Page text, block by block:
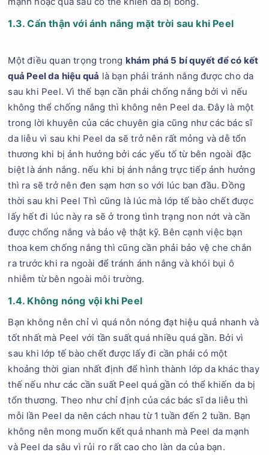
1.3. Cẩn thận với ánh nắng mặt trời sau khi Peel
Một điều quan trọng trong khám phá 5 bí quyết để có kết
quả Peel da hiệu quả là bạn phải tránh nắng được cho da
sau khi Peel. Vì thế bạn cần phải chống nắng bởi vì nếu
không thể chống nắng thì không nên Peel da. Đây là một
trong lời khuyên của các chuyên gia cũng như các bác sĩ
da liễu vì sau khi Peel da sẽ trở nên rất mỏng và dễ tổn
thương khi bị ảnh hưởng bởi các yếu tố từ bên ngoài đặc
biệt là ánh nắng. nếu khi bị ánh nắng trực tiếp ảnh hưởng
thì ra sẽ trở nên đen sạm hơn so với lúc ban đầu. Đồng
thời sau khi Peel Thì cũng là lúc mà lớp tế bào chết được
lấy hết đi lúc này ra sẽ ở trong tình trạng non nớt và cần
được chống nắng và bảo vệ thật kỹ. Bên cạnh việc bạn
thoa kem chống nắng thì cũng cần phải bảo vệ che chắn
ra trước khi ra ngoài để tránh ánh nắng và khói bụi ô
nhiễm từ bên ngoài môi trường.
1.4. Không nóng vội khi Peel
Bạn không nên chỉ vì quá nôn nóng đạt hiệu quả nhanh và
tốt nhất mà Peel với tần suất quá nhiều quá gần. Bởi vì
sau khi lớp tế bào chết được lấy đi cần phải có một
khoảng thời gian nhất định để hình thành lớp da khác thay
thế nếu như các cần suất Peel quá gần có thể khiến da bị
tổn thương. Theo như chỉ định của các bác sĩ da liễu thì
mỗi lần Peel da nên cách nhau từ 1 tuần đến 2 tuần. Bạn
không nên mong muốn kết quả nhanh mà Peel da mạnh
và Peel da sâu vì rủi ro rất cao cho làn da của bạn.